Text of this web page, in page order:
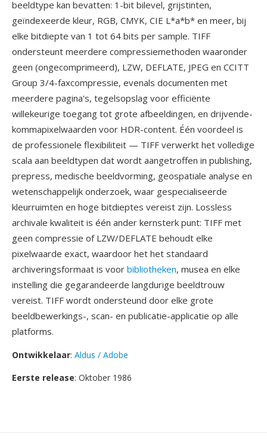
beeldtype kan bevatten: 1-bit bilevel, grijstinten,
geïndexeerde kleur, RGB, CMYK, CIE L*a*b* en meer, bij
elke bitdiepte van 1 tot 64 bits per sample. TIFF
ondersteunt meerdere compressiemethoden waaronder
geen (ongecomprimeerd), LZW, DEFLATE, JPEG en CCITT
Group 3/4-faxcompressie, evenals documenten met
meerdere pagina's, tegelsopslag voor efficiënte
willekeurige toegang tot grote afbeeldingen, en drijvende-
kommapixelwaarden voor HDR-content. Één voordeel is
de professionele flexibiliteit — TIFF verwerkt het volledige
scala aan beeldtypen dat wordt aangetroffen in publishing,
prepress, medische beeldvorming, geospatiale analyse en
wetenschappelijk onderzoek, waar gespecialiseerde
kleurruimten en hoge bitdieptes vereist zijn. Lossless
archivale kwaliteit is één ander kernsterk punt: TIFF met
geen compressie of LZW/DEFLATE behoudt elke
pixelwaarde exact, waardoor het het standaard
archiveringsformaat is voor bibliotheken, musea en elke
instelling die gegarandeerde langdurige beeldtrouw
vereist. TIFF wordt ondersteund door elke grote
beeldbewerkings-, scan- en publicatie-applicatie op alle
platforms.
Ontwikkelaar: Aldus / Adobe
Eerste release: Oktober 1986